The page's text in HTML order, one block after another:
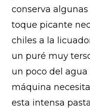
conserva
toque picante
chiles a la
un puré muy
un poco del
máquina
esta intensa